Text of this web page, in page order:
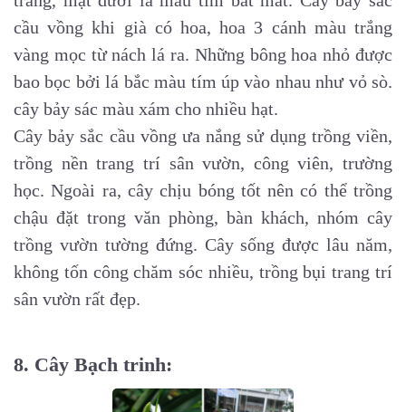
cầu vồng khi già có hoa, hoa 3 cánh màu trắng
vàng mọc từ nách lá ra. Những bông hoa nhỏ được
bao bọc bởi lá bắc màu tím úp vào nhau như vỏ sò.
cây bảy sác màu xám cho nhiều hạt.
Cây bảy sắc cầu vồng ưa nắng sử dụng trồng viền,
trồng nền trang trí sân vườn, công viên, trường
học. Ngoài ra, cây chịu bóng tốt nên có thể trồng
chậu đặt trong văn phòng, bàn khách, nhóm cây
trồng vườn tường đứng. Cây sống được lâu năm,
không tốn công chăm sóc nhiều, trồng bụi trang trí
sân vườn rất đẹp.
8. Cây Bạch trinh: